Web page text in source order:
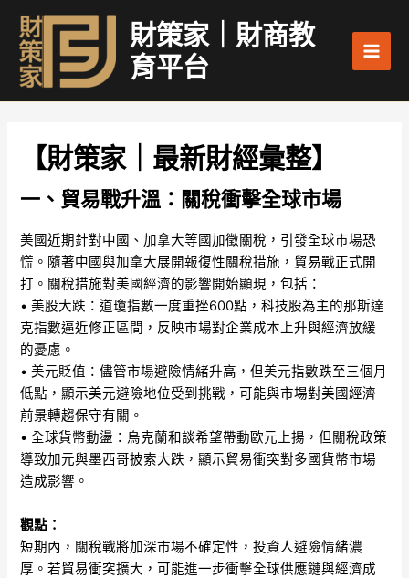
內
財策家｜財商教
育平台
【財策家｜最新財經彙整】
一、貿易戰升溫：關稅衝擊全球市場
美國近期針對中國、加拿大等國加徵關稅，引發全球市場恐
慌。隨著中國與加拿大展開報復性關稅措施，貿易戰正式開
打。關稅措施對美國經濟的影響開始顯現，包括：
• 美股大跌：道瓊指數一度重挫600點，科技股為主的那斯達
克指數逼近修正區間，反映市場對企業成本上升與經濟放緩
的憂慮。
• 美元貶值：儘管市場避險情緒升高，但美元指數跌至三個月
低點，顯示美元避險地位受到挑戰，可能與市場對美國經濟
前景轉趨保守有關。
• 全球貨幣動盪：烏克蘭和談希望帶動歐元上揚，但關稅政策
導致加元與墨西哥披索大跌，顯示貿易衝突對多國貨幣市場
造成影響。
觀點：
短期內，關稅戰將加深市場不確定性，投資人避險情緒濃
厚。若貿易衝突擴大，可能進一步衝擊全球供應鏈與經濟成